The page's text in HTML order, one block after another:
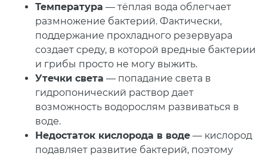
Температура — тёплая вода облегчает
размножение бактерий. Фактически,
поддержание прохладного резервуара
создает среду, в которой вредные бактерии
и грибы просто не могу выжить.
Утечки света — попадание света в
гидропонический раствор дает
возможность водорослям развиваться в
воде.
Недостаток кислорода в воде — кислород
подавляет развитие бактерий, поэтому